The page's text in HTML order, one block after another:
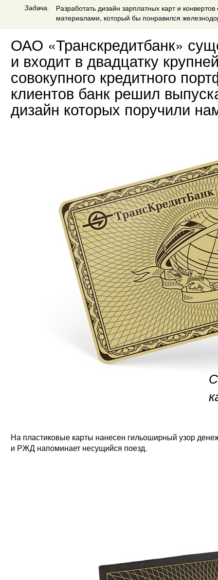
Задача.
Разработать дизайн зарплатных карт и конвертов
материалами, который бы понравился
ОАО «Транскредитбанк»
и входит в двадцатку
совокупного кредитного
клиентов банк решил
дизайн которых поручили
На пластиковые карты нанесен гильоширный узор
и РЖД напоминает несущийся поезд.